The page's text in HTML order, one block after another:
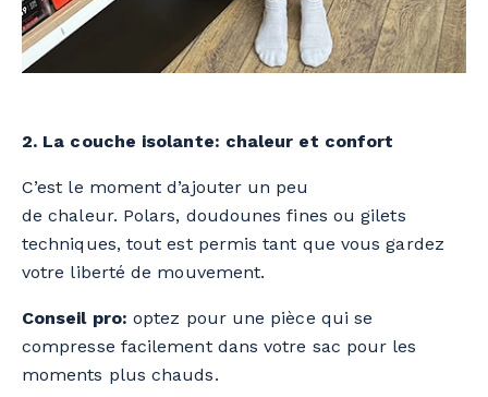
2. La couche isolante: chaleur et confort
C’est le moment d’ajouter un peu
de chaleur. Polars, doudounes fines ou gilets
techniques, tout est permis tant que vous gardez
votre liberté de mouvement.
Conseil pro: optez pour une pièce qui se
compresse facilement dans votre sac pour les
moments plus chauds.